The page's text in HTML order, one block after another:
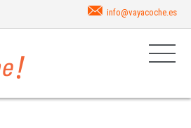
info@vayacoche.es